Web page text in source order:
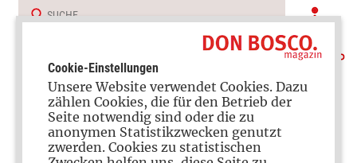
Cookie-Einstellungen
Unsere Website verwendet Cookies. Dazu
zählen Cookies, die für den Betrieb der
Seite notwendig sind oder die zu
anonymen Statistikzwecken genutzt
zwerden. Cookies zu statistischen